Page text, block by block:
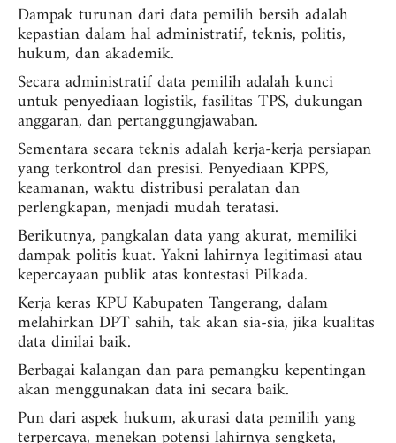
Dampak turunan dari data pemilih bersih adalah
kepastian dalam hal administratif, teknis, politis,
hukum, dan akademik.
Secara administratif data pemilih adalah kunci
untuk penyediaan logistik, fasilitas TPS, dukungan
anggaran, dan pertanggungjawaban.
Sementara secara teknis adalah kerja-kerja persiapan
yang terkontrol dan presisi. Penyediaan KPPS,
keamanan, waktu distribusi peralatan dan
perlengkapan, menjadi mudah teratasi.
Berikutnya, pangkalan data yang akurat, memiliki
dampak politis kuat. Yakni lahirnya legitimasi atau
kepercayaan publik atas kontestasi Pilkada.
Kerja keras KPU Kabupaten Tangerang, dalam
melahirkan DPT sahih, tak akan sia-sia, jika kualitas
data dinilai baik.
Berbagai kalangan dan para pemangku kepentingan
akan menggunakan data ini secara baik.
Pun dari aspek hukum, akurasi data pemilih yang